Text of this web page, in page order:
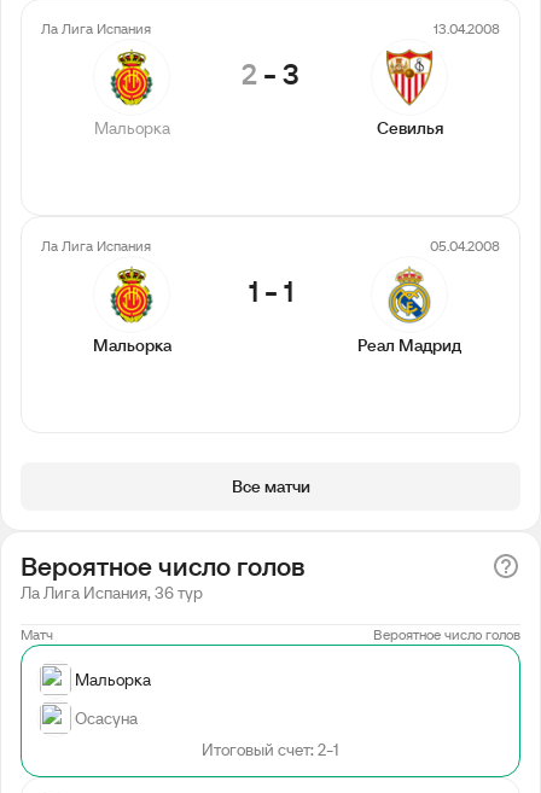
Ла Лига Испания 13.04.2008
Мальорка
2-3
Севилья
Ла Лига Испания 05.04.2008
Мальорка
1 -1
Реал Мадрид
Все матчи
Вероятное число голов
Ла Лига Испания, 36 тур
Матч Вероятное число голов
Мальорка
Осасуна
Итоговый счет: 2-1